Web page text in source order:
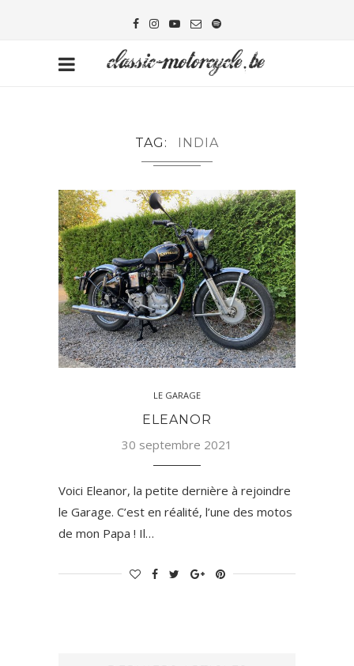
TAG INDIA
LE GARAGE
ELEANOR
30 septembre 2021
Voici Eleanor, la petite dernière à rejoindre
le Garage. C’est en réalité, l’une des motos
de mon Papa ! Il…